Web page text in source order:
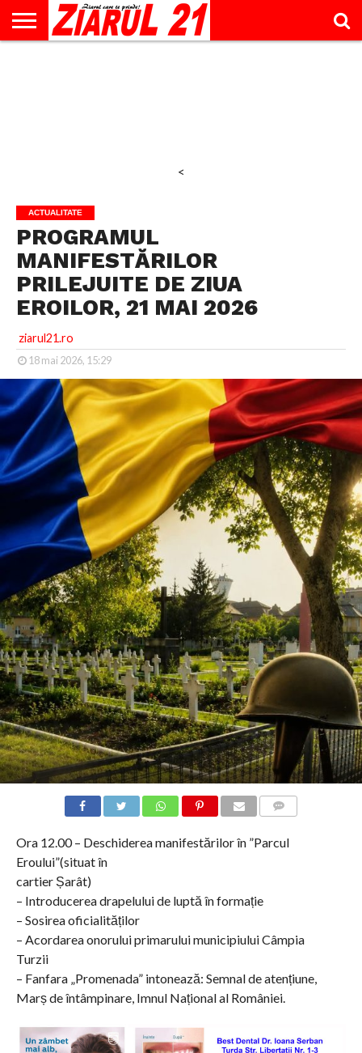
<
ACTUALITATE
PROGRAMUL
MANIFESTĂRILOR
PRILEJUITE DE ZIUA
EROILOR, 21 MAI 2026
ziarul21.ro
18 mai 2026, 15:29
Ora 12.00 – Deschiderea manifestărilor în ”Parcul
Eroului”(situat în
cartier Șarât)
– Introducerea drapelului de luptă în formație
– Sosirea oficialităților
– Acordarea onorului primarului municipiului Câmpia
Turzii
– Fanfara „Promenada” intonează: Semnal de atențiune,
Marș de întâmpinare, Imnul Național al României.